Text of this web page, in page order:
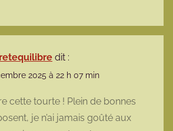
dit :
2025 à 22 h 07 min
cette tourte ! Plein de bonnes
je n’ai jamais goûté aux